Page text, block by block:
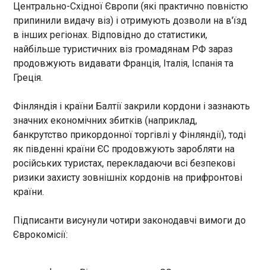
ЧИТАТЬ
США та НАТО розпочнуть навчання в
Балтійському морі
22:50:57
США та НАТО розпочнуть
цього тижня навчання в
Балтійському морі. Про це
пише Reuters . Це щорічні
навчання, які проводяться
починаючи з 1971 року. Вони
об'єднують близько 20 суден
майже вдвічі менше, ніж під
час минулорічних навчань – у
ЧИТАТЬ
економічні ризики війни в Ірані
22:50:57
Центрально-Східної Європи (які практично повністю
припинили видачу віз) і отримують дозволи на в'їзд
в інших регіонах. Відповідно до статистики,
найбільше туристичних віз громадянам РФ зараз
продовжують видавати Франція, Італія, Іспанія та
Греція.
Фінляндія і країни Балтії закрили кордони і зазнають
значних економічних збитків (наприклад,
банкрутство прикордонної торгівлі у Фінляндії), тоді
як південні країни ЄС продовжують заробляти на
російських туристах, перекладаючи всі безпекові
ризики захисту зовнішніх кордонів на прифронтові
країни.
Підписанти висунули чотири законодавчі вимоги до
Єврокомісії: